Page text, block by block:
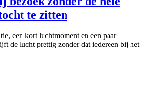
te zitten
een kort luchtmoment en een paar
de lucht prettig zonder dat iedereen bij het